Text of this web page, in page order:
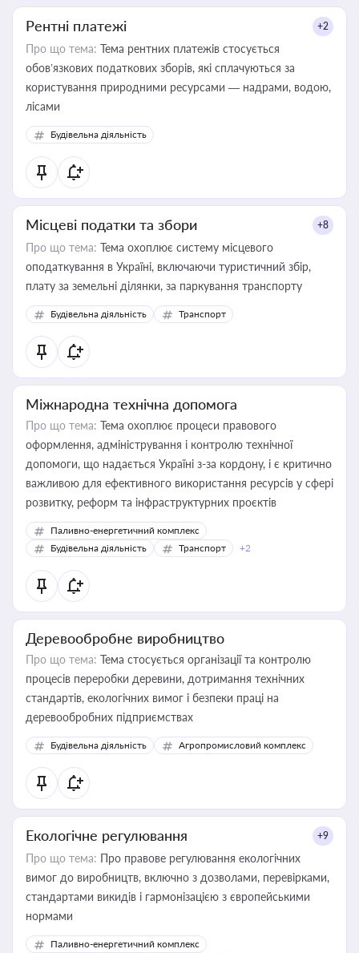
Рентні платежі +2
Про що тема: Тема рентних платежів стосується
обов’язкових податкових зборів, які сплачуються за
користування природними ресурсами — надрами, водою,
лісами
Будівельна діяльність
Місцеві податки та збори +8
Про що тема: Тема охоплює систему місцевого
оподаткування в Україні, включаючи туристичний збір,
плату за земельні ділянки, за паркування транспорту
Будівельна діяльність Транспорт
Міжнародна технічна допомога
Про що тема: Тема охоплює процеси правового
оформлення, адміністрування і контролю технічної
допомоги, що надається Україні з-за кордону, і є критично
важливою для ефективного використання ресурсів у сфері
розвитку, реформ та інфраструктурних проєктів
Паливно-енергетичний комплекс
Будівельна діяльність
Транспорт +2
Деревообробне виробництво
Про що тема: Тема стосується організації та контролю
процесів переробки деревини, дотримання технічних
стандартів, екологічних вимог і безпеки праці на
деревообробних підприємствах
Будівельна діяльність Агропромисловий комплекс
Екологічне регулювання +9
Про що тема: Про правове регулювання екологічних
вимог до виробництв, включно з дозволами, перевірками,
стандартами викидів і гармонізацією з європейськими
нормами
Паливно-енергетичний комплекс